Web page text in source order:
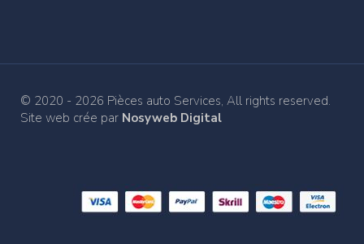
© 2020 - 2026 Pièces auto Services, All rights reserved.
Site web crée par Nosyweb Digital